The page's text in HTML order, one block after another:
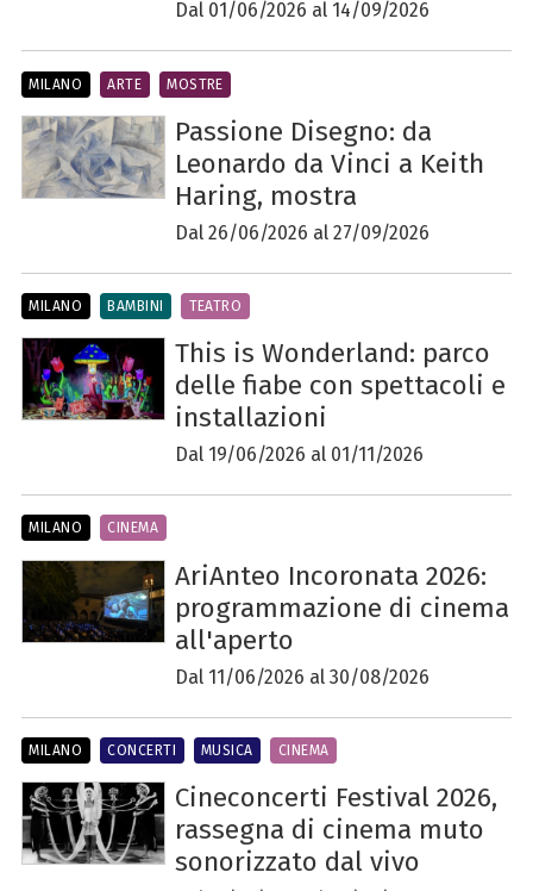
Dal 01/06/2026 al 14/09/2026
Passione Disegno: da
Leonardo da Vinci a Keith
Haring, mostra
Dal 26/06/2026 al 27/09/2026
MILANO ARTE MOSTRE
This is Wonderland: parco
delle fiabe con spettacoli e
installazioni
Dal 19/06/2026 al 01/11/2026
MILANO BAMBINI TEATRO
AriAnteo Incoronata 2026:
programmazione di cinema
all'aperto
Dal 11/06/2026 al 30/08/2026
MILANO CINEMA
Cineconcerti Festival 2026,
rassegna di cinema muto
sonorizzato dal vivo
MILANO CONCERTI MUSICA CINEMA